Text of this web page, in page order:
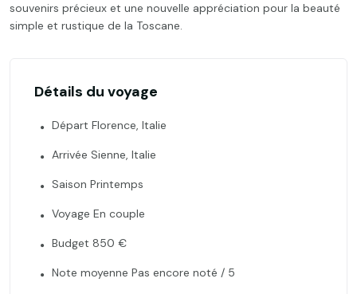
souvenirs précieux et une nouvelle appréciation pour la beauté
simple et rustique de la Toscane.
Détails du voyage
Départ Florence, Italie
Arrivée Sienne, Italie
Saison Printemps
Voyage En couple
Budget 850 €
Note moyenne Pas encore noté / 5